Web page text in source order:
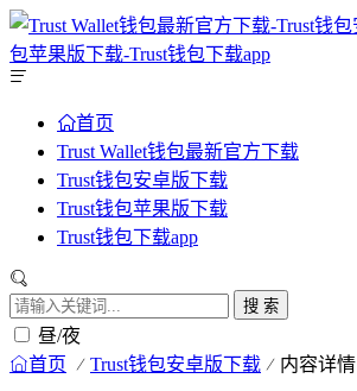
首页
Trust Wallet钱包最新官方下载
Trust钱包安卓版下载
Trust钱包苹果版下载
Trust钱包下载app
搜 索
昼/夜
首页 Trust钱包安卓版下载 内容详情